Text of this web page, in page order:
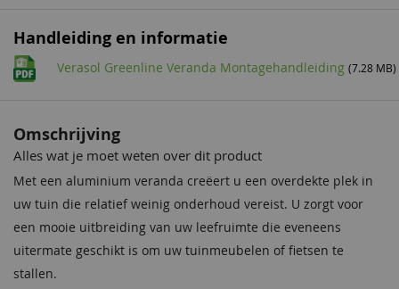
Schroeffundering 160 cm
170,00
Verlengsnoer t.b.v.
inbouwspotset
Aantal staanders 4
Montageset
Alu-tape + Anti-dust
tape
Inclusief
Boorhouder incl.
Inclusief
Gootafwerking
Handleiding en informatie
Verasol Greenline Veranda Montagehandleiding (7.28 MB)
Omschrijving
Alles wat je moet weten over dit product
Met een aluminium veranda creëert u een overdekte plek in
uw tuin die relatief weinig onderhoud vereist. U zorgt voor
een mooie uitbreiding van uw leefruimte die eveneens
uitermate geschikt is om uw tuinmeubelen of fietsen te
stallen.